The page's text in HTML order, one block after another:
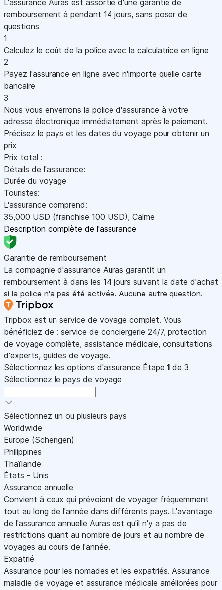
L'assurance Auras est assortie d'une garantie de
remboursement à pendant 14 jours, sans poser de
questions
1
Calculez le coût de la police avec la calculatrice en ligne
2
Payez l'assurance en ligne avec n'importe quelle carte
bancaire
3
Nous vous enverrons la police d'assurance à votre
adresse électronique immédiatement après le paiement.
Précisez le pays et les dates du voyage pour obtenir un
prix
Prix total :
Détails de l'assurance:
Durée du voyage
Touristes:
L'assurance comprend:
35,000 USD (franchise 100 USD), Calme
Description complète de l'assurance
Garantie de remboursement
La compagnie d'assurance Auras garantit un
remboursement à dans les 14 jours suivant la date d'achat
si la police n'a pas été activée. Aucune autre question.
Tripbox est un service de voyage complet. Vous
bénéficiez de : service de conciergerie 24/7, protection
de voyage complète, assistance médicale, consultations
d'experts, guides de voyage.
Sélectionnez les options d'assurance Étape 1 de 3
Sélectionnez le pays de voyage
Sélectionnez un ou plusieurs pays
Worldwide
Europe (Schengen)
Philippines
Thaïlande
États - Unis
Assurance annuelle
Convient à ceux qui prévoient de voyager fréquemment
tout au long de l'année dans différents pays. L'avantage
de l'assurance annuelle Auras est qu'il n'y a pas de
restrictions quant au nombre de jours et au nombre de
voyages au cours de l'année.
Expatrié
Assurance pour les nomades et les expatriés. Assurance
maladie de voyage et assurance médicale améliorées pour